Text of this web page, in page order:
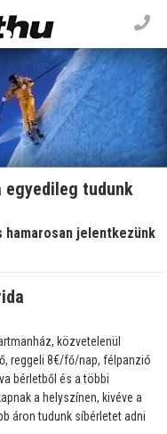
tudunk
jelentkezünk
közvetelenül
reggeli 8€/fő/nap, félpanzió
bérletből és a többi
a helyszínen, kivéve a
áron tudunk síbérletet adni